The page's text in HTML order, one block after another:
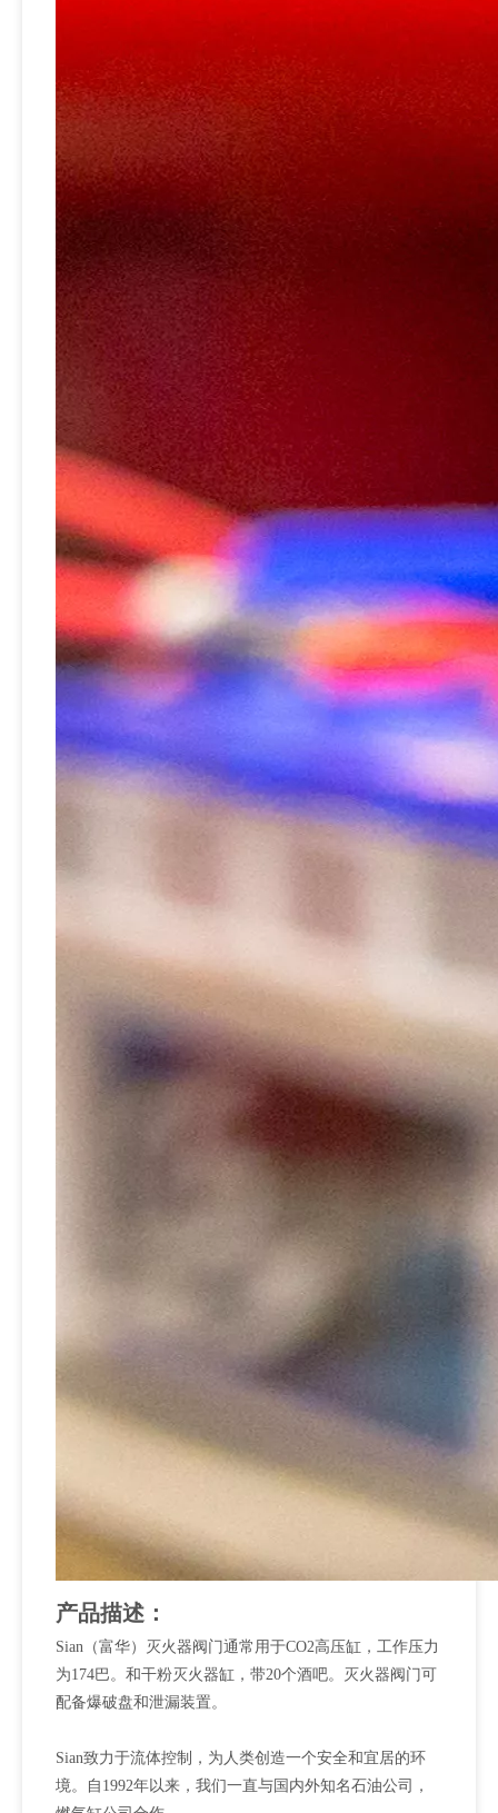
产品描述：
Sian（富华）灭火器阀门通常用于CO2高压缸，工作压力
为174巴。和干粉灭火器缸，带20个酒吧。灭火器阀门可
配备爆破盘和泄漏装置。
Sian致力于流体控制，为人类创造一个安全和宜居的环
境。自1992年以来，我们一直与国内外知名石油公司，